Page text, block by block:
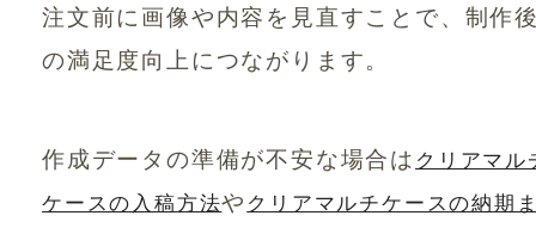
注文前に画像や内容を見直すことで、制作
の満足度向上につながります。
作成データの準備が不安な場合は クリアマル
ケースの入稿方法や クリアマルチケースの納期